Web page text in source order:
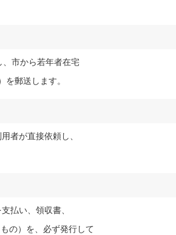
市から若年者在宅
郵送します。
者が直接依頼し、
払い、領収書、
の）を、必ず発行して